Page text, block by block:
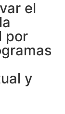
el
por
y